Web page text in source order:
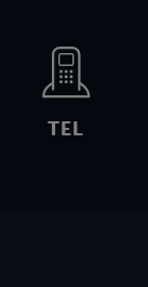
TEL